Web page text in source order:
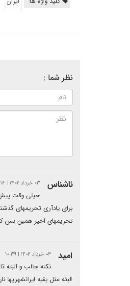
نظر شما :
ناشناس ۰۳ خرداد ۱۴۰۲ | ۰۸:۱۶
خیلی وقت پیش
برای یادآری تحریمهای
تحریمهای اخیر همین بس
امید ۰۳ خرداد ۱۴۰۲ | ۱۰:۳۹
نکته جالب و البته
البته مثل بقیه